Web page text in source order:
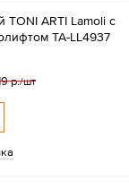
TONI ARTI Lamoli с
TA-LL4937
р./шт